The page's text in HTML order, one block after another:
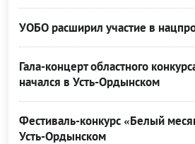
УОБО расширил участие в
Гала-концерт областного
начался в Усть-Ордынском
Фестиваль-конкурс «Белый
Усть-Ордынском